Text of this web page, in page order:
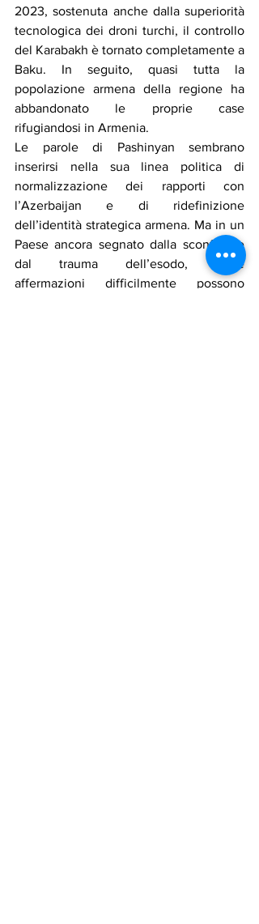
2023, sostenuta anche dalla superiorità
tecnologica dei droni turchi, il controllo
del Karabakh è tornato completamente a
Baku. In seguito, quasi tutta la
popolazione armena della regione ha
abbandonato le proprie case
rifugiandosi in Armenia.
Le parole di Pashinyan sembrano
inserirsi nella sua linea politica di
normalizzazione dei rapporti con
l’Azerbaijan e di ridefinizione
dell’identità strategica armena. Ma in un
Paese ancora segnato dalla sconfitta e
dal trauma dell’esodo, certe
affermazioni difficilmente possono